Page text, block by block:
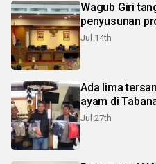
Wagub Giri
penyusunan
Jul 14th
Ada lima
ayam di
Jul 27th